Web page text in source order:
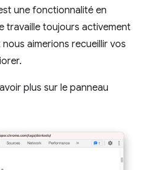
une fonctionnalité en
travaille toujours activement
aimerions recueillir vos
plus sur le panneau